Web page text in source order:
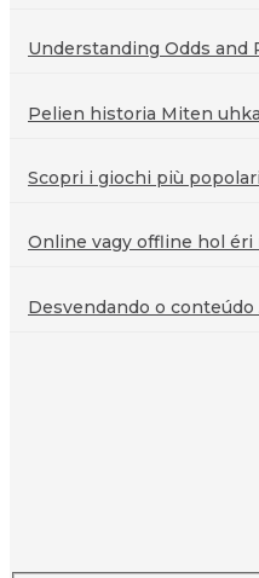
Understanding Odds and
Pelien historia Miten
Scopri i giochi più
Online vagy offline hol
Desvendando o conteúdo